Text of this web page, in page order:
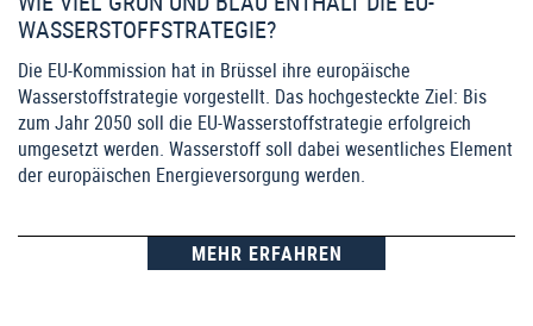
WASSERSTOFFSTRATEGIE?
Die EU-Kommission hat in Brüssel ihre europäische
Wasserstoffstrategie vorgestellt. Das hochgesteckte Ziel: Bis
zum Jahr 2050 soll die EU-Wasserstoffstrategie erfolgreich
umgesetzt werden. Wasserstoff soll dabei wesentliches Element
der europäischen Energieversorgung werden.
MEHR ERFAHREN